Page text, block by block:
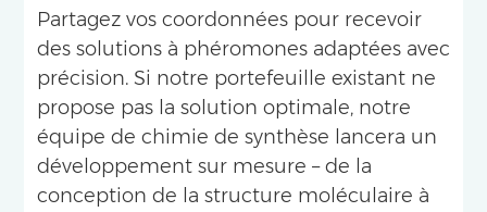
Partagez vos coordonnées pour recevoir
des solutions à phéromones adaptées avec
précision. Si notre portefeuille existant ne
propose pas la solution optimale, notre
équipe de chimie de synthèse lancera un
développement sur mesure – de la
conception de la structure moléculaire à